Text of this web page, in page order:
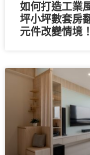
如何打造工業
坪小坪數套房
元件改變情境！